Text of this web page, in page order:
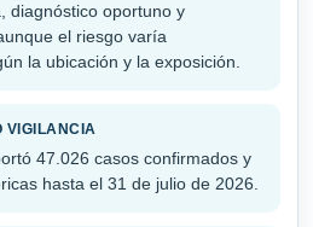
diagnóstico oportuno y
el riesgo varía
la ubicación y la exposición.
VIGILANCIA
47.026 casos confirmados y
hasta el 31 de julio de 2026.